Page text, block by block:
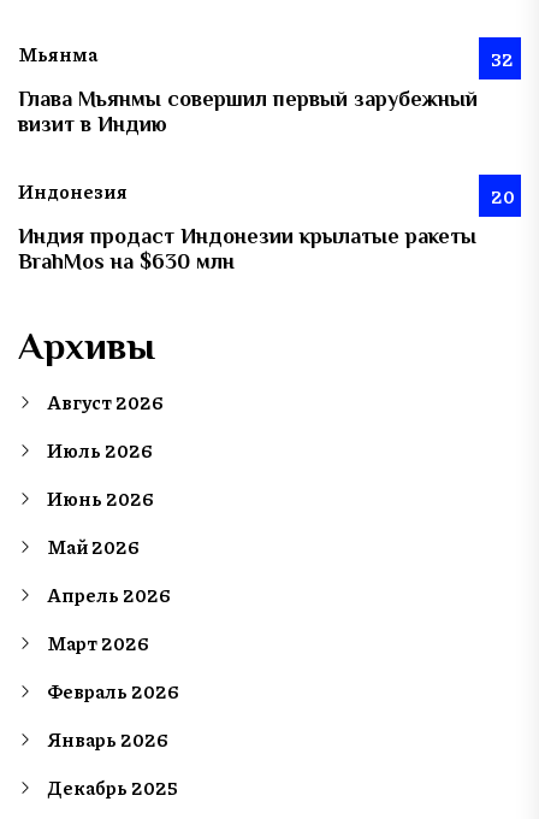
Мьянма 32
Глава Мьянмы совершил первый зарубежный
визит в Индию
Индонезия 20
Индия продаст Индонезии крылатые ракеты
BrahMos на $630 млн
Архивы
Август 2026
Июль 2026
Июнь 2026
Май 2026
Апрель 2026
Март 2026
Февраль 2026
Январь 2026
Декабрь 2025